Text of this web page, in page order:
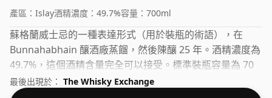
產區： Islay酒精濃度： 49.7%容量： 700ml
蘇格蘭威士忌的一種表達形式（用於裝瓶的術語），在
Bunnahabhain 釀酒廠蒸餾，然後陳釀 25 年。酒精濃度為
49.7%，這個酒精含量完全可以接受。標準裝瓶容量為 70
厘升。
最後出現於： The Whisky Exchange